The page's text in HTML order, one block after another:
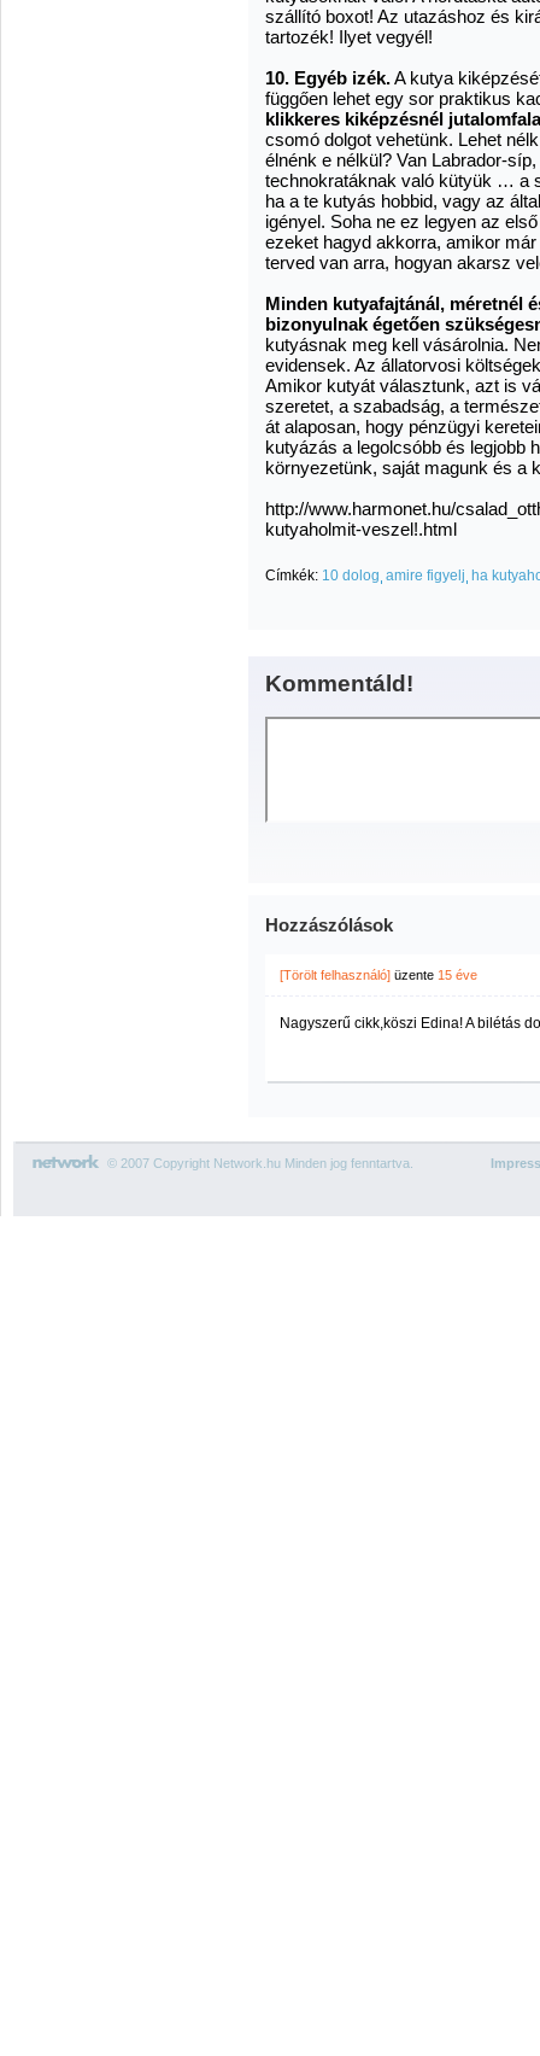
szállító boxot! Az utazáshoz és
tartozék! Ilyet vegyél!
10. Egyéb izék.A kutya
függően lehet egy sor praktikus
klikkeres kiképzésnél
csomó dolgot vehetünk. Lehet
élnénk e nélkül? Van Labrador-
technokratáknak való kütyük … a
ha a te kutyás hobbid, vagy az
igényel. Soha ne ez legyen az
ezeket hagyd akkorra, amikor
terved van arra, hogyan akarsz
Minden kutyafajtánál, méretnél
bizonyulnak égetően
kutyásnak meg kell vásárolnia.
evidensek. Az állatorvosi
Amikor kutyát választunk, azt is
szeretet, a szabadság, a
át alaposan, hogy pénzügyi
kutyázás a legolcsóbb és legjobb
környezetünk, saját magunk és a
http://www.harmonet.hu/
kutyaholmit-veszel!.html
Címkék: 10 dolog amire figyelj ha
Kommentáld!
Hozzászólások
[Törölt felhasználó] üzente 15 éve
Nagyszerű cikk,köszi Edina! A bilétás
© 2007 Copyright Network.hu Minden jog fenntartva.